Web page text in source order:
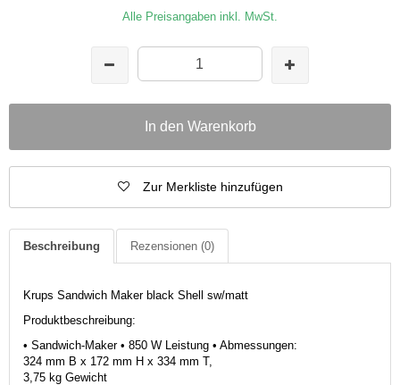
Alle Preisangaben inkl. MwSt.
In den Warenkorb
Zur Merkliste hinzufügen
Beschreibung Rezensionen (0)
Krups Sandwich Maker black Shell sw/matt
Produktbeschreibung:
• Sandwich-Maker • 850 W Leistung • Abmessungen:
324 mm B x 172 mm H x 334 mm T,
3,75 kg Gewicht